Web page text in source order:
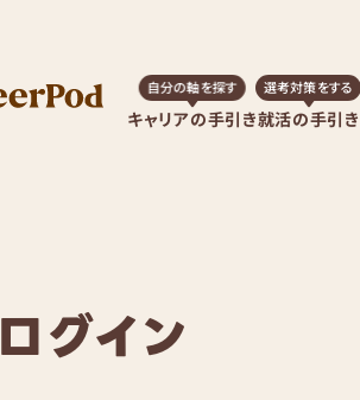
キャリアの手引き
自分の軸を探す
就活の手引き
選考対策をする
ログイン